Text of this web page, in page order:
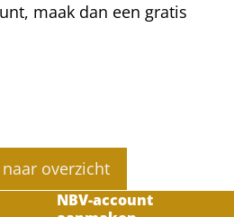
maak dan een gratis
overzicht
NBV-account